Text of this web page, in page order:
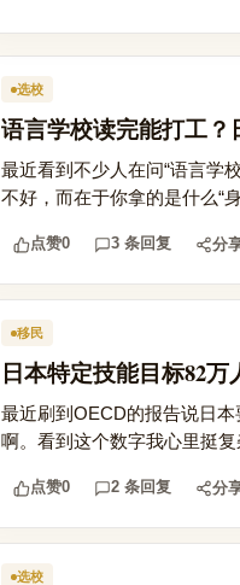
选校
语言学校读完能打工？
最近看到不少人在问“语言学
不好，而在于你拿的是什么“
点赞0 3 条回复 分
移民
日本特定技能目标82
最近刷到OECD的报告说日
啊。看到这个数字我心里挺
点赞0 2 条回复 分
选校